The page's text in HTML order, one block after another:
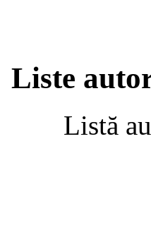
Liste
Listă